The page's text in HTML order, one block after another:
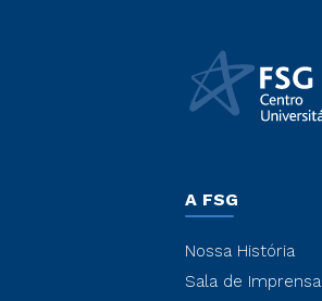
A FSG
Nossa História
Sala de Imprensa